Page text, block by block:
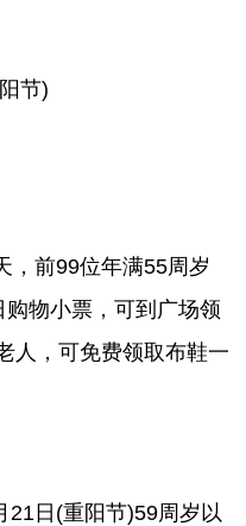
节)
，前99位年满55周岁
物小票，可到广场领
人，可免费领取布鞋一
21日(重阳节)59周岁以